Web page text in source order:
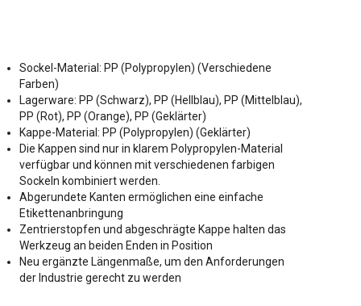
Sockel-Material: PP (Polypropylen) (Verschiedene
Farben)
Lagerware: PP (Schwarz), PP (Hellblau), PP (Mittelblau),
PP (Rot), PP (Orange), PP (Geklärter)
Kappe-Material: PP (Polypropylen) (Geklärter)
Die Kappen sind nur in klarem Polypropylen-Material
verfügbar und können mit verschiedenen farbigen
Sockeln kombiniert werden.
Abgerundete Kanten ermöglichen eine einfache
Etikettenanbringung
Zentrierstopfen und abgeschrägte Kappe halten das
Werkzeug an beiden Enden in Position
Neu ergänzte Längenmaße, um den Anforderungen
der Industrie gerecht zu werden